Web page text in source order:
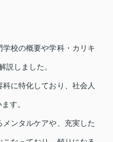
校の概要や学科・カリキ
説しました。
に特化しており、社会人
す。
ンタルケアや、充実した